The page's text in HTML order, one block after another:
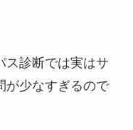
ス診断では実はサ
が少なすぎるので